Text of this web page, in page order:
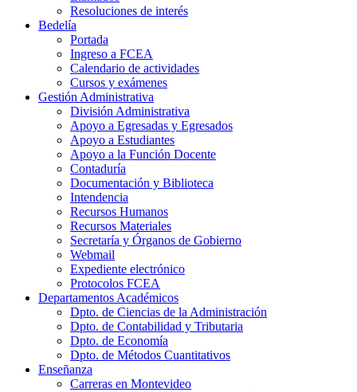
Resoluciones de interés
Bedelía
Portada
Ingreso a FCEA
Calendario de actividades
Cursos y exámenes
Gestión Administrativa
División Administrativa
Apoyo a Egresadas y Egresados
Apoyo a Estudiantes
Apoyo a la Función Docente
Contaduría
Documentación y Biblioteca
Intendencia
Recursos Humanos
Recursos Materiales
Secretaría y Órganos de Gobierno
Webmail
Expediente electrónico
Protocolos FCEA
Departamentos Académicos
Dpto. de Ciencias de la Administración
Dpto. de Contabilidad y Tributaria
Dpto. de Economía
Dpto. de Métodos Cuantitativos
Enseñanza
Carreras en Montevideo